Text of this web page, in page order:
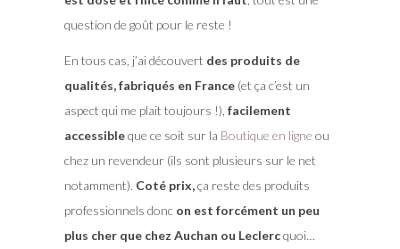
question de goût pour le reste !
En tous cas, j’ai découvert des produits de
qualités, fabriqués en France(et ça c’est un
aspect qui me plait toujours !), facilement
accessibleque ce soit sur la Boutique en ligne ou
chez un revendeur (ils sont plusieurs sur le net
notamment). Coté prix,ça reste des produits
professionnels donc on est forcément un peu
plus cher que chez Auchan ou Leclercquoi…